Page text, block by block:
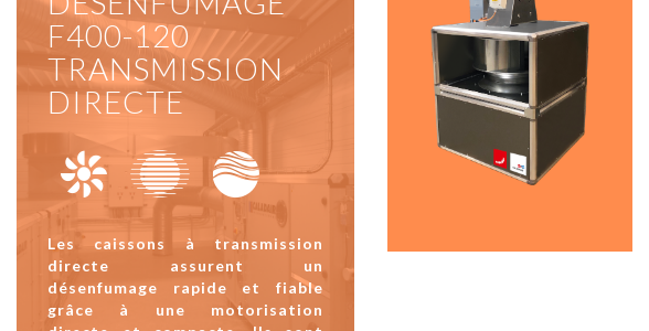
F400-120
TRANSMISSION
DIRECTE
Les caissons à transmission
directe assurent un
désenfumage rapide et fiable
grâce à une motorisation